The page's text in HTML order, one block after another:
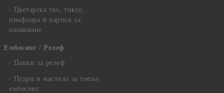
Цветарска тел, тиксо,
пиафлора и хартии за
опаковане
Ембосинг / Релеф
Папки за релеф
Пудри и мастила за топъл
ембосинг